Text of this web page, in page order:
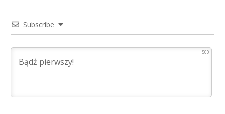
Subscribe
500